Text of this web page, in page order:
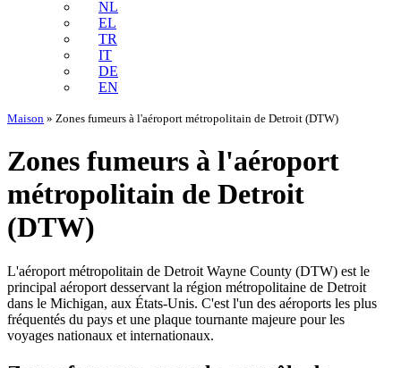
NL
EL
TR
IT
DE
EN
Maison » Zones fumeurs à l'aéroport métropolitain de Detroit (DTW)
Zones fumeurs à l'aéroport
métropolitain de Detroit
(DTW)
L'aéroport métropolitain de Detroit Wayne County (DTW) est le
principal aéroport desservant la région métropolitaine de Detroit
dans le Michigan, aux États-Unis. C'est l'un des aéroports les plus
fréquentés du pays et une plaque tournante majeure pour les
voyages nationaux et internationaux.